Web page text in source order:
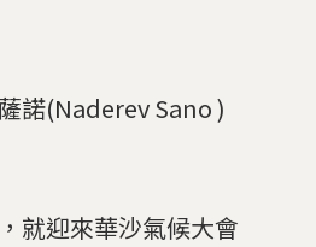
諾(Naderev Sano )
就迎來華沙氣候大會